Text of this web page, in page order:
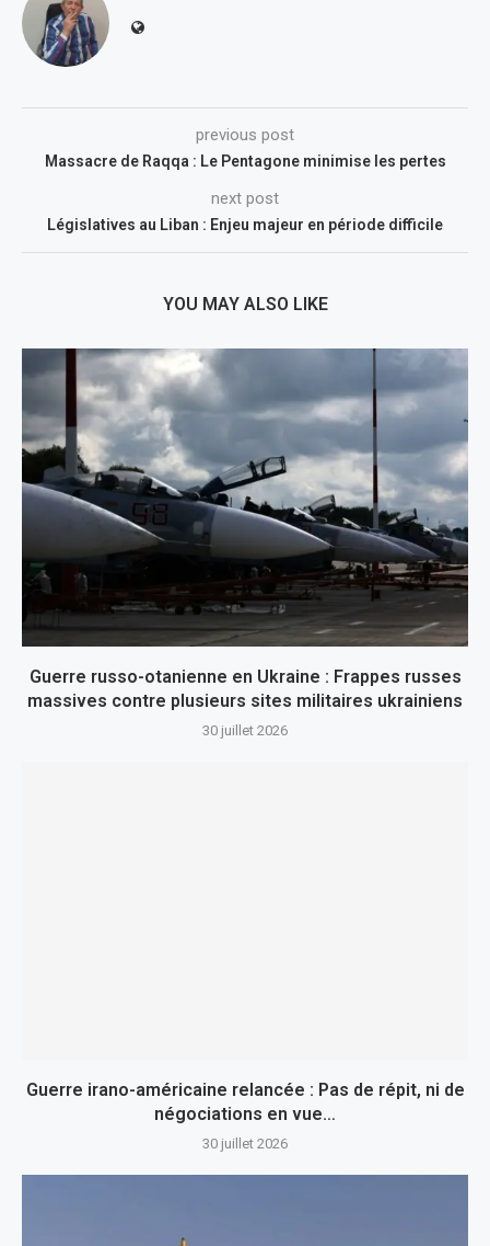
previous post
Massacre de Raqqa : Le Pentagone minimise les pertes
next post
Législatives au Liban : Enjeu majeur en période difficile
YOU MAY ALSO LIKE
Guerre russo-otanienne en Ukraine : Frappes russes
massives contre plusieurs sites militaires ukrainiens
30 juillet 2026
Guerre irano-américaine relancée : Pas de répit, ni de
négociations en vue…
30 juillet 2026